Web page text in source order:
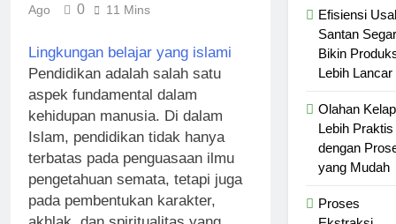
Bangunan
Ago
0 11 Mins
Lingkungan belajar yang islami
Pendidikan adalah salah satu
aspek fundamental dalam
kehidupan manusia. Di dalam
Islam, pendidikan tidak hanya
terbatas pada penguasaan ilmu
pengetahuan semata, tetapi juga
pada pembentukan karakter,
Efisiensi
Santan Segar
Bikin
Lebih Lancar
Olahan
Lebih Praktis
dengan
yang Mudah
Proses